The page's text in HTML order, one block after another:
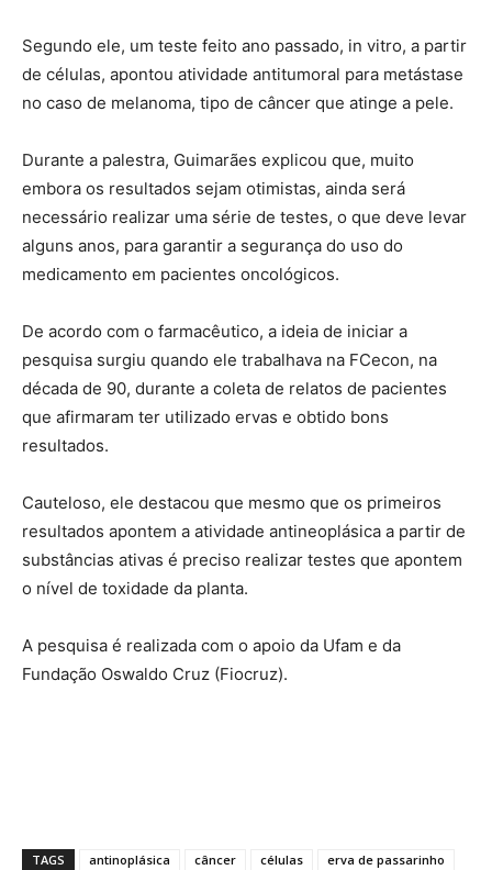
Segundo ele, um teste feito ano passado, in vitro, a partir
de células, apontou atividade antitumoral para metástase
no caso de melanoma, tipo de câncer que atinge a pele.
Durante a palestra, Guimarães explicou que, muito
embora os resultados sejam otimistas, ainda será
necessário realizar uma série de testes, o que deve levar
alguns anos, para garantir a segurança do uso do
medicamento em pacientes oncológicos.
De acordo com o farmacêutico, a ideia de iniciar a
pesquisa surgiu quando ele trabalhava na FCecon, na
década de 90, durante a coleta de relatos de pacientes
que afirmaram ter utilizado ervas e obtido bons
resultados.
Cauteloso, ele destacou que mesmo que os primeiros
resultados apontem a atividade antineoplásica a partir de
substâncias ativas é preciso realizar testes que apontem
o nível de toxidade da planta.
A pesquisa é realizada com o apoio da Ufam e da
Fundação Oswaldo Cruz (Fiocruz).
TAGS antinoplásica câncer células
erva de passarinho